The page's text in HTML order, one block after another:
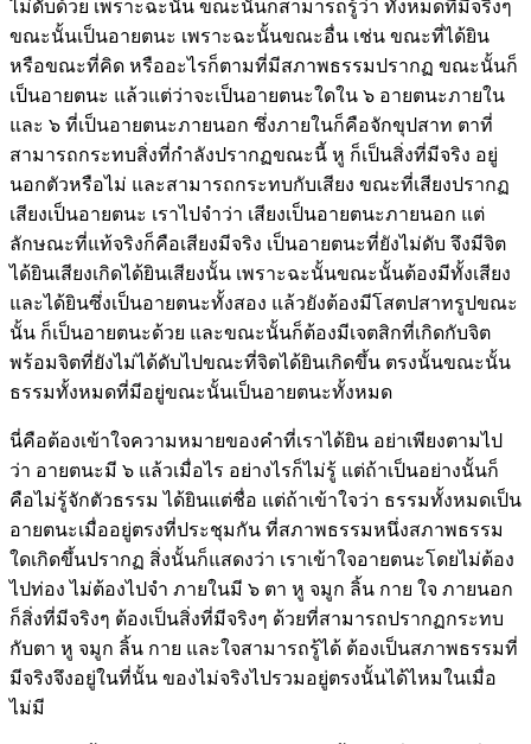
ไม่ดับด้วย เพราะฉะนั้น ขณะนั้นก็สามารถรู้ว่า ทั้งหมดที่มีจริงๆ
ขณะนั้นเป็นอายตนะ เพราะฉะนั้นขณะอื่น เช่น ขณะที่ได้ยิน
หรือขณะที่คิด หรืออะไรก็ตามที่มีสภาพธรรมปรากฏ ขณะนั้นก็
เป็นอายตนะ แล้วแต่ว่าจะเป็นอายตนะใดใน ๖ อายตนะภายใน
และ ๖ ที่เป็นอายตนะภายนอก ซึ่งภายในก็คือจักขุปสาท ตาที่
สามารถกระทบสิ่งที่กำลังปรากฏขณะนี้ หู ก็เป็นสิ่งที่มีจริง อยู่
นอกตัวหรือไม่ และสามารถกระทบกับเสียง ขณะที่เสียงปรากฏ
เสียงเป็นอายตนะ เราไปจำว่า เสียงเป็นอายตนะภายนอก แต่
ลักษณะที่แท้จริงก็คือเสียงมีจริง เป็นอายตนะที่ยังไม่ดับ จึงมีจิต
ได้ยินเสียงเกิดได้ยินเสียงนั้น เพราะฉะนั้นขณะนั้นต้องมีทั้งเสียง
และได้ยินซึ่งเป็นอายตนะทั้งสอง แล้วยังต้องมีโสตปสาทรูปขณะ
นั้น ก็เป็นอายตนะด้วย และขณะนั้นก็ต้องมีเจตสิกที่เกิดกับจิต
พร้อมจิตที่ยังไม่ได้ดับไปขณะที่จิตได้ยินเกิดขึ้น ตรงนั้นขณะนั้น
ธรรมทั้งหมดที่มีอยู่ขณะนั้นเป็นอายตนะทั้งหมด
นี่คือต้องเข้าใจความหมายของคำที่เราได้ยิน อย่าเพียงตามไป
ว่า อายตนะมี ๖ แล้วเมื่อไร อย่างไรก็ไม่รู้ แต่ถ้าเป็นอย่างนั้นก็
คือไม่รู้จักตัวธรรม ได้ยินแต่ชื่อ แต่ถ้าเข้าใจว่า ธรรมทั้งหมดเป็น
อายตนะเมื่ออยู่ตรงที่ประชุมกัน ที่สภาพธรรมหนึ่งสภาพธรรม
ใดเกิดขึ้นปรากฏ สิ่งนั้นก็แสดงว่า เราเข้าใจอายตนะโดยไม่ต้อง
ไปท่อง ไม่ต้องไปจำ ภายในมี ๖ ตา หู จมูก ลิ้น กาย ใจ ภายนอก
ก็สิ่งที่มีจริงๆ ต้องเป็นสิ่งที่มีจริงๆ ด้วยที่สามารถปรากฏกระทบ
กับตา หู จมูก ลิ้น กาย และใจสามารถรู้ได้ ต้องเป็นสภาพธรรมที่
มีจริงจึงอยู่ในที่นั้น ของไม่จริงไปรวมอยู่ตรงนั้นได้ไหมในเมื่อ
ไม่มี